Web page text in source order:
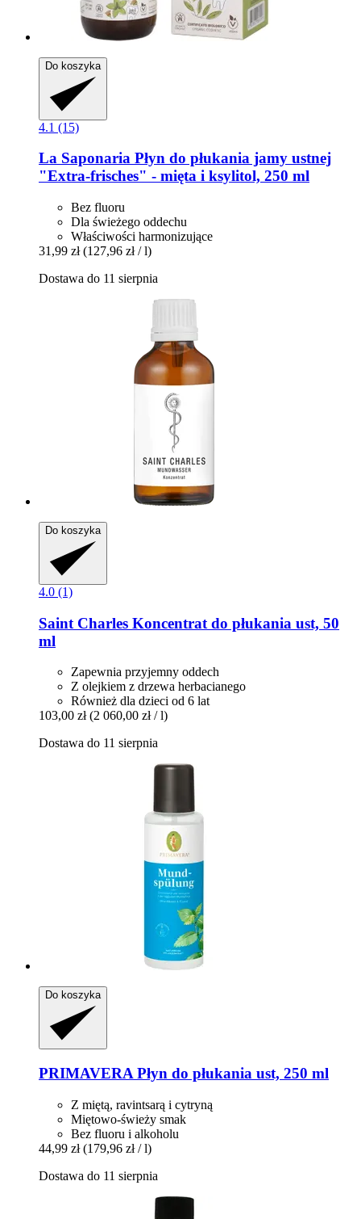
Do koszyka
4.1 (15)
La Saponaria Płyn do płukania jamy ustnej
"Extra-​frisches" -​ mięta i ksylitol, 250 ml
Bez fluoru
Dla świeżego oddechu
Właściwości harmonizujące
31,99 zł (127,96 zł / l)
Dostawa do 11 sierpnia
Do koszyka
4.0 (1)
Saint Charles Koncentrat do płukania ust, 50
ml
Zapewnia przyjemny oddech
Z olejkiem z drzewa herbacianego
Również dla dzieci od 6 lat
103,00 zł (2 060,00 zł / l)
Dostawa do 11 sierpnia
Do koszyka
PRIMAVERA Płyn do płukania ust, 250 ml
Z miętą, ravintsarą i cytryną
Miętowo-świeży smak
Bez fluoru i alkoholu
44,99 zł (179,96 zł / l)
Dostawa do 11 sierpnia